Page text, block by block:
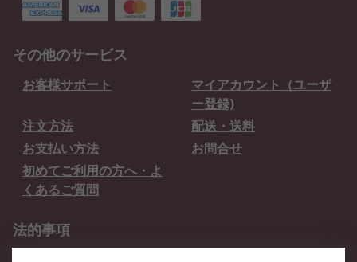
その他のサービス
お客様サポート
マイアカウント（ユーザ
ー登録)
注文方法
配送・送料
お支払い方法
お問合せ
初めてご利用の方へ・よ
くあるご質問
法的事項